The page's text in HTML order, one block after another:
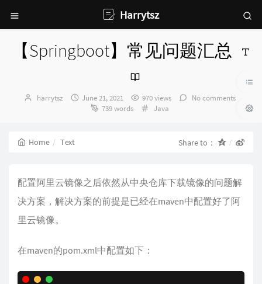
Harrytsz
【Springboot】常见问题汇总
Author：
harrytsz
发
June 21, 2021 970 views
No comments
739 words
Categories：
Java
Home Text Share to：
配置阿里云镜像之后依然从中央仓库下载镜像的问题解
决方案，解决方案的前提是已经在maven中配置好了阿
里云镜像。
在maven的pom.xml中配置如下：